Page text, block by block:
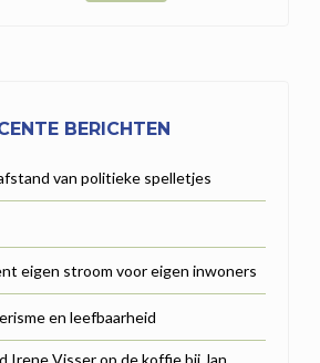
BERICHTEN
van politieke spelletjes
eigen stroom voor eigen inwoners
en leefbaarheid
Irene Visser op de koffie bij Jan